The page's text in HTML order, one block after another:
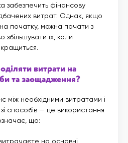
забезпечить фінансову
витрат. Однак, якщо
початку, можна почати з
їх, коли
витрати на
та заощадження?
між необхідними витратами і
способів — це використання
що:
на основні